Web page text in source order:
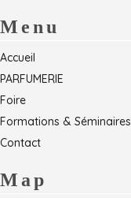
Menu
Accueil
PARFUMERIE
Foire
Formations & Séminaires
Contact
Map